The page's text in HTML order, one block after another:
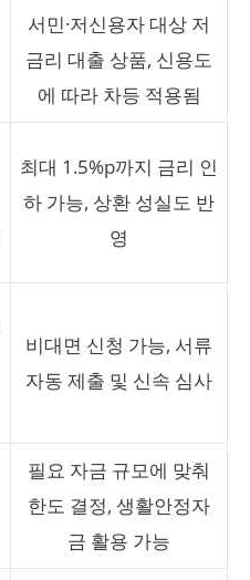
서민·저신용자 대상 저
금리 대출 상품, 신용도
에 따라 차등 적용됨
최대 1.5%p까지 금리 인
하 가능, 상환 성실도 반
영
비대면 신청 가능, 서류
자동 제출 및 신속 심사
필요 자금 규모에 맞춰
한도 결정, 생활안정자
금 활용 가능